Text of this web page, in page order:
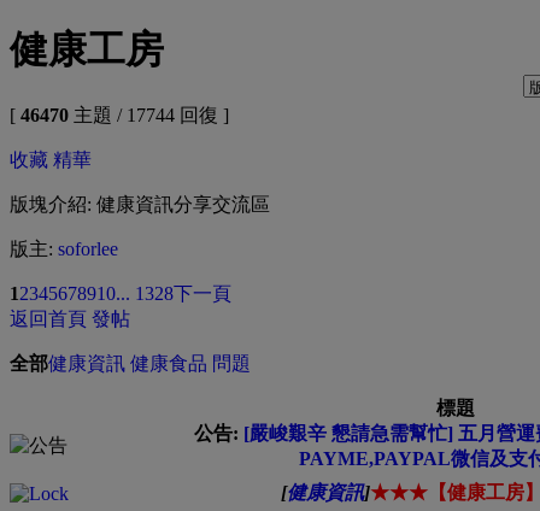
健康工房
[ 46470 主題 / 17744 回復 ]
收藏 精華
版塊介紹: 健康資訊分享交流區
版主: soforlee
12345678910... 1328下一頁
返回首頁 發帖
全部健康資訊 健康食品 問題
標題
公告: [嚴峻艱辛 懇請急需幫忙] 五月營
PAYME,PAYPAL微信及支
[健康資訊]★★★【健康工房